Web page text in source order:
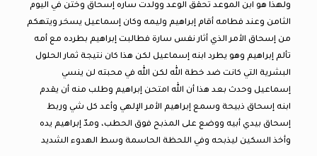
ولهذا هو ابن الموعد تحقق الوعد وولدت ساره إسحاق وختن في اليوم
الثامن وعند فطامه أقام إبراهيم وليمه وكان إسماعيل يسخر ويتهكم
من إسحاق الأمر الذي أثار نفس سارة فطالبت إبراهيم بطرده مع أمه
تألم إبراهيم وهو يطرد ابنه إسماعيل لكن هذا كان نتيجة ثمار الحلول
البشرية التي كانت ضد خطة الله لكن الله في محبته لن ينسي
إسماعيل وحدث بعد هذا أن الله امتحن إبراهيم وطلب منه أن يقدم
ابنه إسحاق ذبيحة وسمع إبراهيم الأمر الإلهي وأعد كل شي وربط
إسحاق بيدي أبيه ووضع على المذبح فوق الحطب، ومدّ إبراهيم يده
وأخذ السكين ليذبحه وفي اللحظة الحاسمة وسط الهدوء الشديد